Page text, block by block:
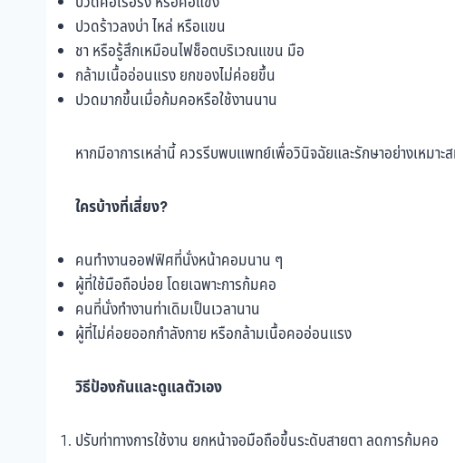
ปวดร้าวลงบ่า ไหล่ หรือแขน
ชา หรือรู้สึกเหมือนไฟช็อตบริเวณแขน มือ
กล้ามเนื้ออ่อนแรง ยกของไม่ค่อยขึ้น
ปวดมากขึ้นเมื่อก้มคอหรือใช้งานนาน
หากมีอาการเหล่านี้ ควรรีบพบแพทย์เพื่อวินิจฉัยและรักษาอย่างเหมาะ
ใครบ้างที่เสี่ยง?
คนทำงานออฟฟิศที่นั่งหน้าคอมนาน ๆ
ผู้ที่ใช้มือถือบ่อย โดยเฉพาะการก้มคอ
คนที่นั่งทำงานท่าเดิมเป็นเวลานาน
ผู้ที่ไม่ค่อยออกกำลังกาย หรือกล้ามเนื้อคออ่อนแรง
วิธีป้องกันและดูแลตัวเอง
ปรับท่าทางการใช้งาน ยกหน้าจอมือถือขึ้นระดับสายตา ลดการก้มคอ